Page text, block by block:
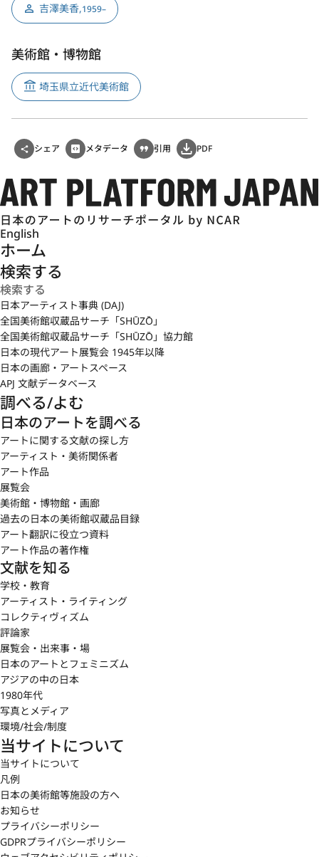
吉澤美香,1959–
美術館・博物館
埼玉県立近代美術館
シェア メタデータ 引用 PDF
English
ホーム
検索する
日本アーティスト事典 (DAJ)
全国美術館収蔵品サーチ「SHŪZŌ」
全国美術館収蔵品サーチ「SHŪZŌ」協力館
日本の現代アート展覧会 1945年以降
日本の画廊・アートスペース
APJ 文献データベース
調べる/よむ
日本のアートを調べる
アートに関する文献の探し方
アーティスト・美術関係者
アート作品
展覧会
美術館・博物館・画廊
過去の日本の美術館収蔵品目録
アート翻訳に役立つ資料
アート作品の著作権
文献を知る
学校・教育
アーティスト・ライティング
コレクティヴィズム
評論家
展覧会・出来事・場
日本のアートとフェミニズム
アジアの中の日本
1980年代
写真とメディア
環境/社会/制度
当サイトについて
当サイトについて
凡例
日本の美術館等施設の方へ
お知らせ
プライバシーポリシー
GDPRプライバシーポリシー